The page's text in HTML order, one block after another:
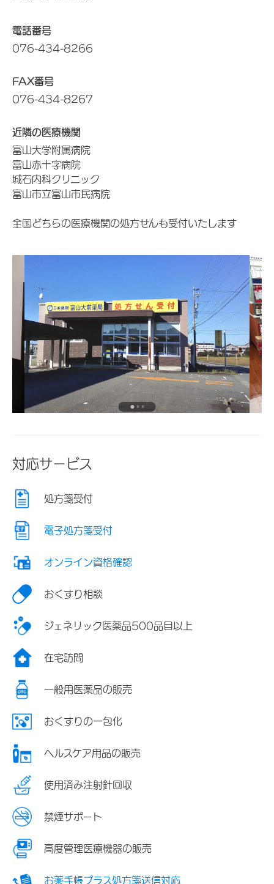
電話番号
076-434-8266
FAX番号
076-434-8267
近隣の医療機関
富山大学附属病院
富山赤十字病院
城石内科クリニック
富山市立富山市民病院
全国どちらの医療機関の処方せんも受付いたします
対応サービス
処方箋受付
電子処方箋受付
オンライン資格確認
おくすり相談
ジェネリック医薬品500品目以上
在宅訪問
一般用医薬品の販売
おくすりの一包化
ヘルスケア用品の販売
使用済み注射針回収
禁煙サポート
高度管理医療機器の販売
お薬手帳プラス処方箋送信対応